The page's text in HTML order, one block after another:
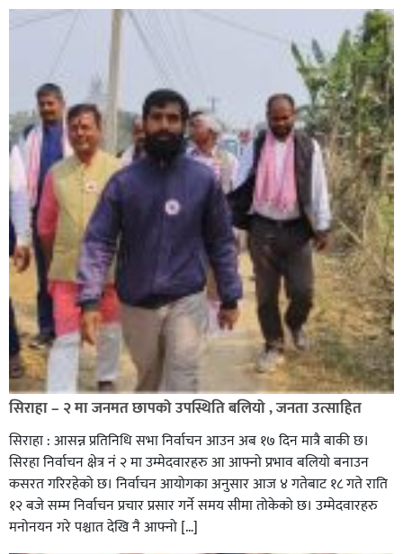
सिराहाको औरहीमा जेन-जी भेला सम्पन्न
सिराहा – २ मा जनमत छापको उपस्थिति बलियो , जनता उत्साहित
सिराहा : आसन्न प्रतिनिधि सभा निर्वाचन आउन अब १७ दिन मात्रै बाकी छ।
सिरहा निर्वाचन क्षेत्र नं २ मा उम्मेदवारहरु आ आफ्नो प्रभाव बलियो बनाउन
कसरत गरिरहेको छ। निर्वाचन आयोगका अनुसार आज ४ गतेबाट १८ गते राति
१२ बजे सम्म निर्वाचन प्रचार प्रसार गर्ने समय सीमा तोकेको छ। उम्मेदवारहरु
मनोनयन गरे पश्चात देखि नै आफ्नो […]